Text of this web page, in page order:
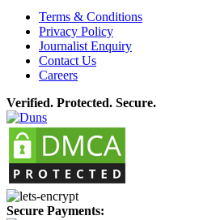
Terms & Conditions
Privacy Policy
Journalist Enquiry
Contact Us
Careers
Verified. Protected. Secure.
Secure Payments: